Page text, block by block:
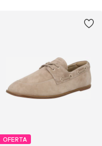
OFERTA